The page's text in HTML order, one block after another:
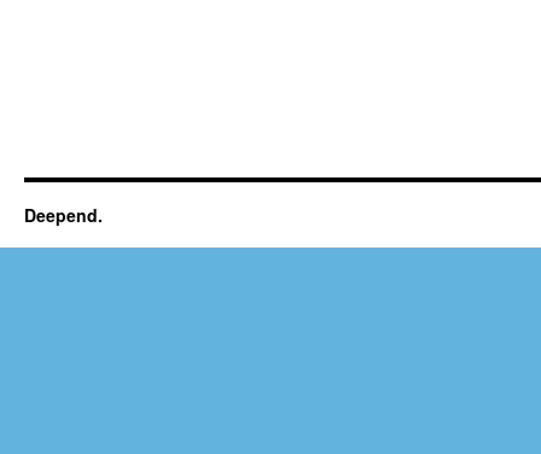
Deepend.